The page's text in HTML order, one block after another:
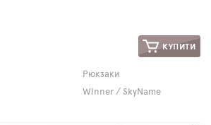
КУПИТИ
Рюкзаки
Winner / SkyName